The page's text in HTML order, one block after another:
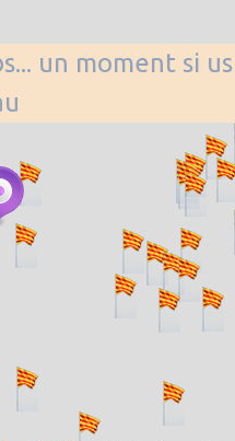
un moment si us